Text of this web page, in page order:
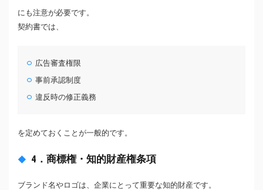
にも注意が必要です。
契約書では、
広告審査権限
事前承認制度
違反時の修正義務
を定めておくことが一般的です。
4．商標権・知的財産権条項
ブランド名やロゴは、企業にとって重要な知的財産です。